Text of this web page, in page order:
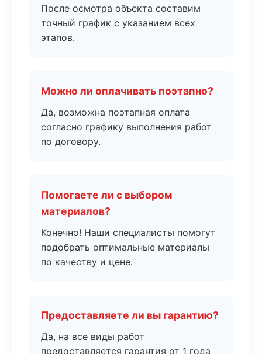
После осмотра объекта составим
точный график с указанием всех
этапов.
Можно ли оплачивать поэтапно?
Да, возможна поэтапная оплата
согласно графику выполнения работ
по договору.
Помогаете ли с выбором
материалов?
Конечно! Наши специалисты помогут
подобрать оптимальные материалы
по качеству и цене.
Предоставляете ли вы гарантию?
Да, на все виды работ
предоставляется гарантия от 1 года